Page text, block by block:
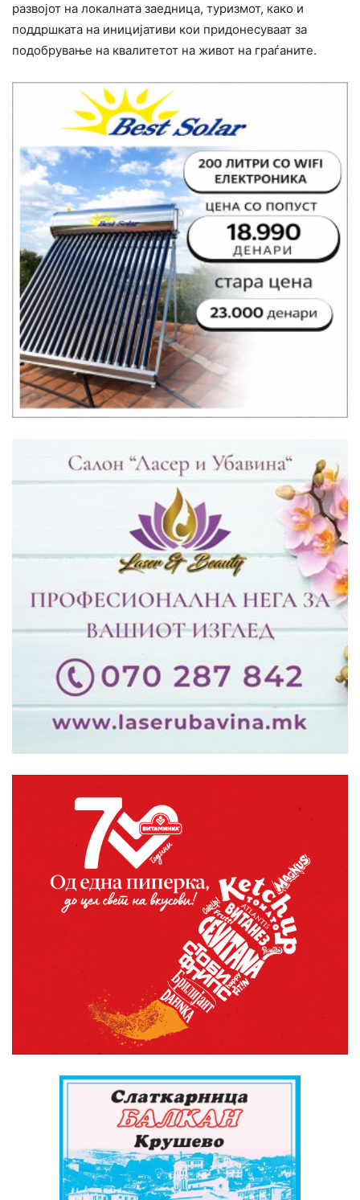
развојот на локалната заедница, туризмот, како и
поддршката на иницијативи кои придонесуваат за
подобрување на квалитетот на живот на граѓаните.